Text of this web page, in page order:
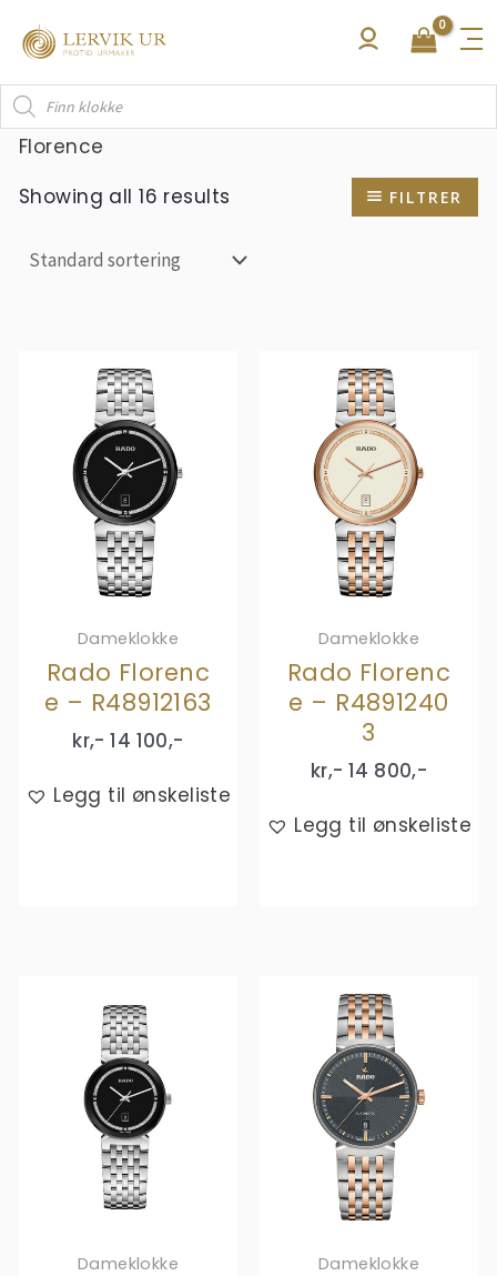
rett
innholdet
Products
search
Florence
Showing all 16 results
FILTRER
Dameklokke
Rado Florenc
e – R48912163
kr,- 14 100,-
Legg til ønskeliste
Dameklokke
Rado Florenc
e – R4891240
3
kr,- 14 800,-
Legg til ønskeliste
Dameklokke Dameklokke